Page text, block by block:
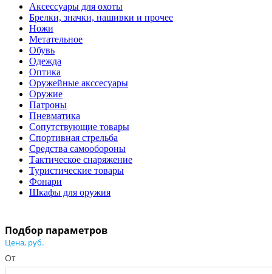
Аксессуары для охоты
Брелки, значки, нашивки и прочее
Ножи
Метательное
Обувь
Одежда
Оптика
Оружейные акссесуары
Оружие
Патроны
Пневматика
Сопутствующие товары
Спортивная стрельба
Средства самообороны
Тактическое снаряжение
Туристические товары
Фонари
Шкафы для оружия
Подбор параметров
Цена, руб.
От